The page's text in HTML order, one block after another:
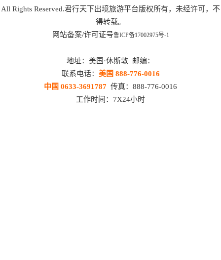
All Rights Reserved.君行天下出境旅游平台版权所有，未经许可，不
得转载。
网站备案/许可证号鲁ICP备17002975号-1
地址：美国·休斯敦 邮编：
联系电话： 美国 888-776-0016
中国 0633-3691787 传真：888-776-0016
工作时间：7X24小时